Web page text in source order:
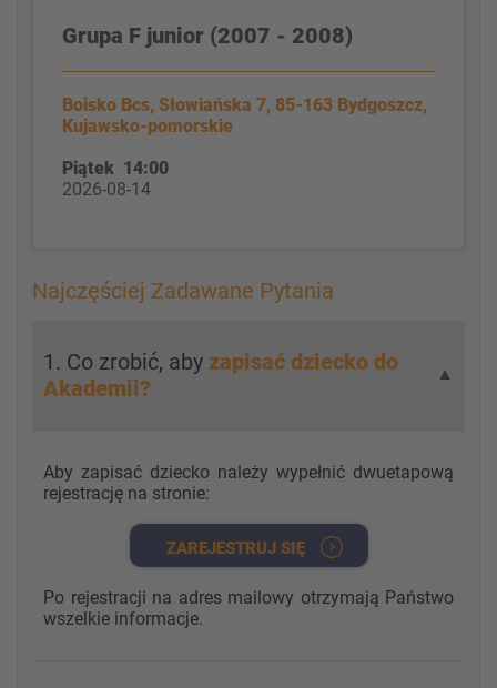
Grupa F junior (2007 - 2008)
Boisko Bcs, Słowiańska 7, 85-163 Bydgoszcz,
Kujawsko-pomorskie
Piątek 14:00
2026-08-14
Najczęściej Zadawane Pytania
1. Co zrobić, aby zapisać dziecko do
Akademii?
▼
Aby zapisać dziecko należy wypełnić dwuetapową
rejestrację na stronie:
ZAREJESTRUJ SIĘ
Po rejestracji na adres mailowy otrzymają Państwo
wszelkie informacje.